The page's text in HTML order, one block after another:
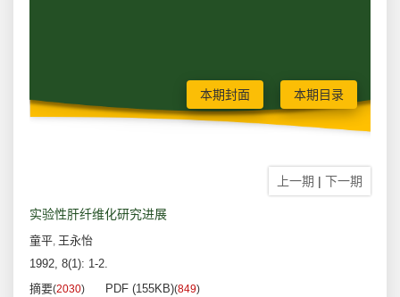
本期封面 本期目录
上一期 | 下一期
实验性肝纤维化研究进展
童平, 王永怡
1992, 8(1): 1-2.
摘要(2030) PDF (155KB)(849)